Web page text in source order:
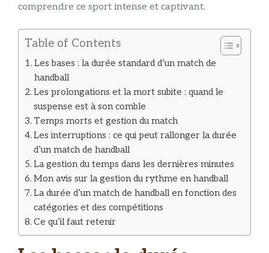
comprendre ce sport intense et captivant.
Table of Contents
Les bases : la durée standard d’un match de
handball
Les prolongations et la mort subite : quand le
suspense est à son comble
Temps morts et gestion du match
Les interruptions : ce qui peut rallonger la durée
d’un match de handball
La gestion du temps dans les dernières minutes
Mon avis sur la gestion du rythme en handball
La durée d’un match de handball en fonction des
catégories et des compétitions
Ce qu’il faut retenir